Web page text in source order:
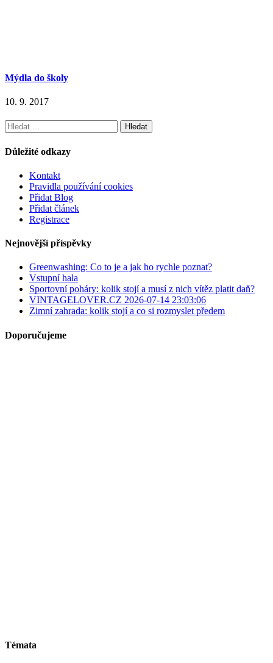
Mýdla do školy
10. 9. 2017
Vyhledávání
Důležité odkazy
Kontakt
Pravidla používání cookies
Přidat Blog
Přidat článek
Registrace
Nejnovější příspěvky
Greenwashing: Co to je a jak ho rychle poznat?
Vstupní hala
Sportovní poháry: kolik stojí a musí z nich vítěz platit daň?
VINTAGELOVER.CZ 2026-07-14 23:03:06
Zimní zahrada: kolik stojí a co si rozmyslet předem
Doporučujeme
Témata